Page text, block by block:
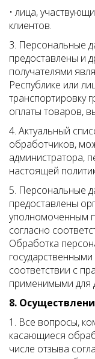
• лица,
клиентов.
3. Персональные
предоставлены и
получателями
Республике или
транспортировку
оплаты товаров,
4. Актуальный
обработчиков,
администратора,
настоящей
5. Персональные
предоставлены
уполномоченным
согласно
Обработка
соответствии с
применимыми для
8.
1. Все вопросы,
касающиеся
числе отзыва